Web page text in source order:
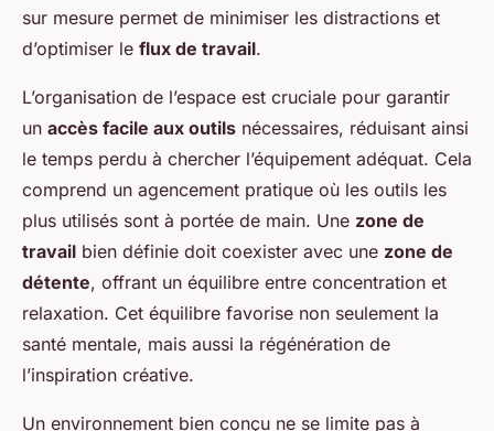
sur mesure permet de minimiser les distractions et
d’optimiser le flux de travail.
L’organisation de l’espace est cruciale pour garantir
un accès facile aux outils nécessaires, réduisant ainsi
le temps perdu à chercher l’équipement adéquat. Cela
comprend un agencement pratique où les outils les
plus utilisés sont à portée de main. Une zone de
travail bien définie doit coexister avec une zone de
détente, offrant un équilibre entre concentration et
relaxation. Cet équilibre favorise non seulement la
santé mentale, mais aussi la régénération de
l’inspiration créative.
Un environnement bien conçu ne se limite pas à